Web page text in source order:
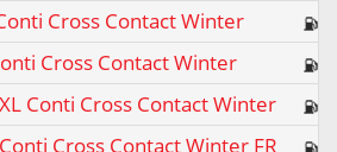
Cross Contact Winter
Cross Contact Winter
Conti Cross Contact Winter
Cross Contact Winter FR